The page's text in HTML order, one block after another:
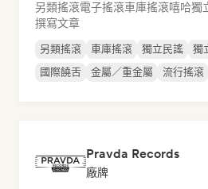
另類搖滾電子搖滾車庫搖滾嘻哈獨
撰寫文章
另類搖滾 車庫搖滾 獨立民謠 獨
國際饒舌
金屬／重金屬 流行搖滾
Pravda Records
廠牌